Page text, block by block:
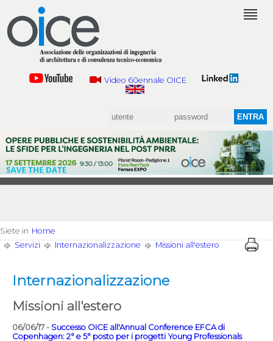
Video 60ennale OICE
Siete in Home
Servizi
Internazionalizzazione Missioni all'estero
Internazionalizzazione
Missioni all'estero
06/06/17 - Successo OICE all'Annual Conference EFCA di
Copenhagen: 2° e 5° posto per i progetti Young Professionals